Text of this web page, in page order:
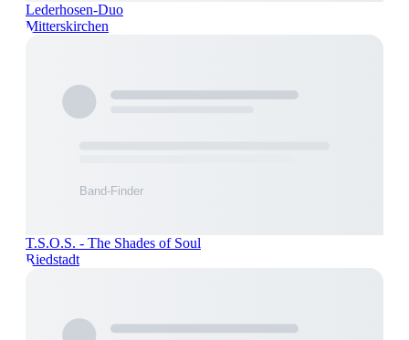
Lederhosen-Duo
Mitterskirchen
T.S.O.S. - The Shades of Soul
Riedstadt